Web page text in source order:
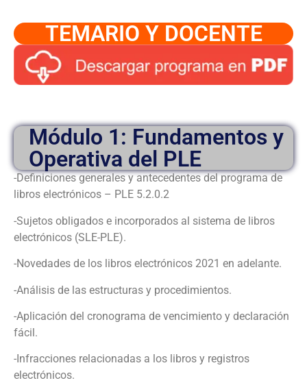
TEMARIO Y DOCENTE
Módulo 1: Fundamentos y
Operativa del PLE
-Definiciones generales y antecedentes del programa de
libros electrónicos – PLE 5.2.0.2
-Sujetos obligados e incorporados al sistema de libros
electrónicos (SLE-PLE).
-Novedades de los libros electrónicos 2021 en adelante.
-Análisis de las estructuras y procedimientos.
-Aplicación del cronograma de vencimiento y declaración
fácil.
-Infracciones relacionadas a los libros y registros
electrónicos.